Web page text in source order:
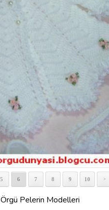
5 6 7 8 9 10 >
Pelerin Modelleri